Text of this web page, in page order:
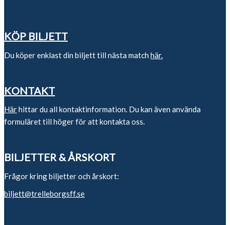
KÖP BILJETT
Du köper enklast din biljett till nästa match här.
KONTAKT
Härhittar du all kontaktinformation. Du kan även använda
formuläret till höger för att kontakta oss.
BILJETTER & ÅRSKORT
Frågor kring biljetter och årskort:
biljett@trelleborgsff.se